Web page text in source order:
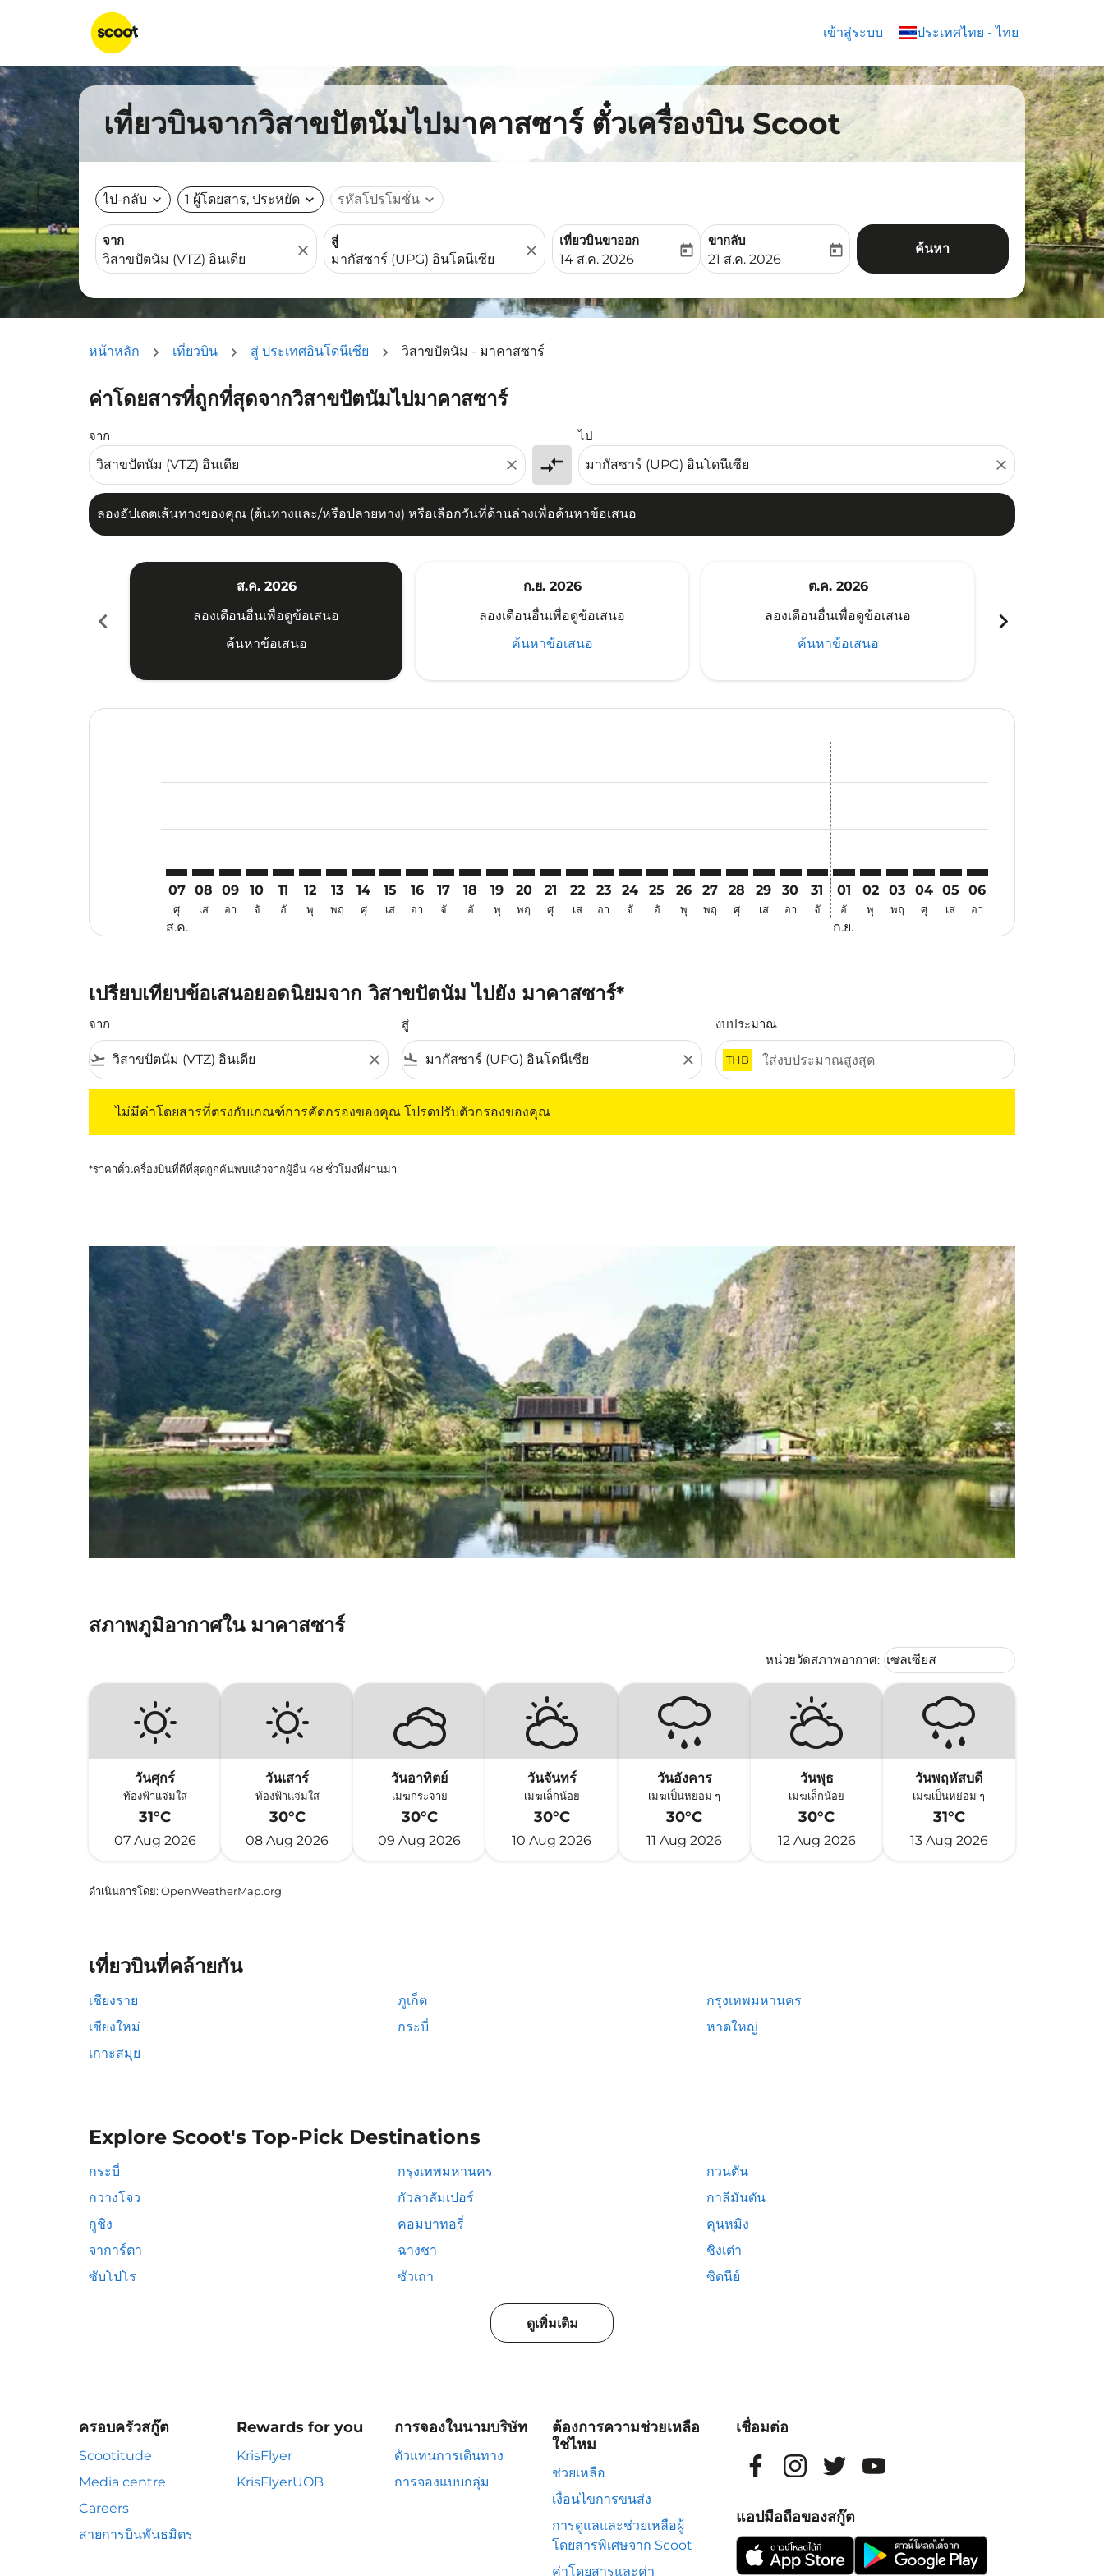
เข้าสู่ระบบ ประเทศไทย - ไทย
keyboard_arrow_down
เที่ยวบินจากวิสาขปัตนัมไปมาคาสซาร์ ตั๋วเครื่องบิน Scoot
ไป-กลับ expand_more 1 ผู้โดยสาร, ประหยัด expand_more รหัสโปรโมชั่น expand_more
จาก
close
สู่
close
เที่ยวบินขาออก
fc-booking-departure-date-aria-label
14 ส.ค. 2026
today
ขากลับ
fc-booking-return-date-aria-label
21 ส.ค. 2026
today ค้นหา
หน้าหลัก เที่ยวบิน สู่ ประเทศอินโดนีเซีย วิสาขปัตนัม - มาคาสซาร์
ค่าโดยสารที่ถูกที่สุดจากวิสาขปัตนัมไปมาคาสซาร์
จาก
close compare_arrows
ไป
close
ลองอัปเดตเส้นทางของคุณ (ต้นทางและ/หรือปลายทาง) หรือเลือกวันที่ด้านล่างเพื่อค้นหาข้อเสนอ
ลองอัปเดตเส้นทางของคุณ (ต้นทางและ/หรือปลายทาง) หรือเลือกวันที่ด้านล่างเพื่อค้นหาข้อเสนอ
chevron_left
ส.ค. 2026
ลองเดือนอื่นเพื่อดูข้อเสนอ
ค้นหาข้อเสนอ
ก.ย. 2026
ลองเดือนอื่นเพื่อดูข้อเสนอ
ค้นหาข้อเสนอ
ต.ค. 2026
ลองเดือนอื่นเพื่อดูข้อเสนอ
ค้นหาข้อเสนอ
chevron_right
07
ศุ
ส.ค.
08
เส
09
อา
10
จั
11
อั
12
พุ
13
พฤ
14
ศุ
15
เส
16
อา
17
จั
18
อั
19
พุ
20
พฤ
VTZ–UPG: cmp-view-offers-disclaimer. ค้นหาข้อเสนอ
21
ศุ
VTZ–UPG: cmp-view-offers-disclaimer. ค้นหาข้อเสนอ
22
เส
VTZ–UPG: cmp-view-offers-disclaimer. ค้นหาข้อเสนอ
23
อา
VTZ–UPG: cmp-view-offers-disclaimer. ค้นหาข้อเสนอ
24
จั
VTZ–UPG: cmp-view-offers-disclaimer. ค้นหาข้อเสนอ
25
อั
VTZ–UPG: cmp-view-offers-disclaimer. ค้นหาข้อเสนอ
26
พุ
VTZ–UPG: cmp-view-offers-disclaimer. ค้นหาข้อเสนอ
27
พฤ
VTZ–UPG: cmp-view-offers-disclaimer. ค้นหาข้อเสนอ
28
ศุ
VTZ–UPG: cmp-view-offers-disclaimer. ค้นหาข้อเสนอ
29
เส
VTZ–UPG: cmp-view-offers-disclaimer. ค้นหาข้อเสนอ
30
อา
VTZ–UPG: cmp-view-offers-disclaimer. ค้นหาข้อ
31
จั
01
อั
ก.ย.
02
พุ
03
พฤ
04
ศุ
05
เส
06
อา
เปรียบเทียบข้อเสนอยอดนิยมจาก วิสาขปัตนัม ไปยัง มาคาสซาร์*
จาก
flight_takeoff close
สู่
flight_land close
งบประมาณ
THB
ไม่มีค่าโดยสารที่ตรงกับเกณฑ์การคัดกรองของคุณ โปรดปรับตัวกรองของคุณ
*ราคาตั๋วเครื่องบินที่ดีที่สุดถูกค้นพบแล้วจากผู้อื่น 48 ชั่วโมงที่ผ่านมา
สภาพภูมิอากาศใน มาคาสซาร์
หน่วยวัดสภาพอากาศ: Weather unit option เซลเซียส
เซลเซียส
keyboard_arrow_down
วันศุกร์
ท้องฟ้าแจ่มใส
31°C
07 Aug 2026
วันเสาร์
ท้องฟ้าแจ่มใส
30°C
08 Aug 2026
วันอาทิตย์
เมฆกระจาย
30°C
09 Aug 2026
วันจันทร์
เมฆเล็กน้อย
30°C
10 Aug 2026
วันอังคาร
เมฆเป็นหย่อม ๆ
30°C
11 Aug 2026
วันพุธ
เมฆเล็กน้อย
30°C
12 Aug 2026
วันพฤหัสบดี
เมฆเป็นหย่อม ๆ
31°C
13 Aug 2026
ดำเนินการโดย: OpenWeatherMap.org
เที่ยวบินที่คล้ายกัน
เชียงราย ภูเก็ต
กรุงเทพมหานคร
เชียงใหม่
กระบี่
หาดใหญ่
เกาะสมุย
Explore Scoot's Top-Pick Destinations
กระบี่ กรุงเทพมหานคร
กวนตัน
กวางโจว
กัวลาลัมเปอร์
กาลีมันตัน
กูชิง
คอมบาทอรี่
คุนหมิง
จาการ์ตา
ฉางชา
ชิงเต่า
ซับโปโร
ซัวเถา ซิดนีย์
ดูเพิ่มเติม
ครอบครัวสกู๊ต
Scootitude
Media centre
Careers
สายการบินพันธมิตร
Rewards for you
KrisFlyer
KrisFlyerUOB
การจองในนามบริษัท
ตัวแทนการเดินทาง
การจองแบบกลุ่ม
ต้องการความช่วยเหลือ
ใช่ไหม
ช่วยเหลือ
เงื่อนไขการขนส่ง
การดูแลและช่วยเหลือผู้
โดยสารพิเศษจาก Scoot
ค่าโดยสารและค่า
เชื่อมต่อ
แอปมือถือของสกู๊ต